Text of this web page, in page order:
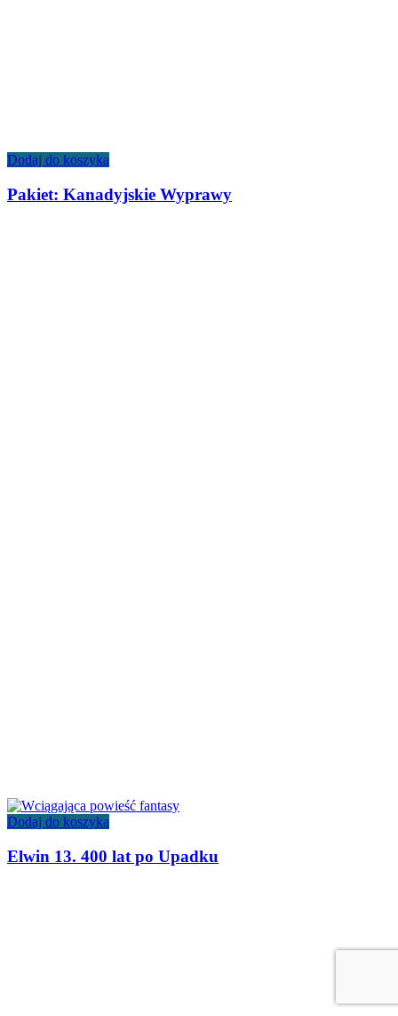
Dodaj do koszyka
Pakiet: Kanadyjskie Wyprawy
Dodaj do koszyka
Elwin 13. 400 lat po Upadku